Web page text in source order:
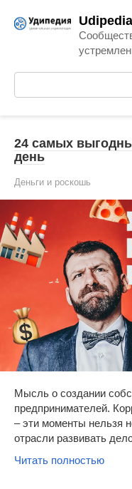
24 самых
день
Деньги и роскошь
Мысль о создании
предпринимателей.
– эти моменты нельзя
отрасли развивать
Читать полностью